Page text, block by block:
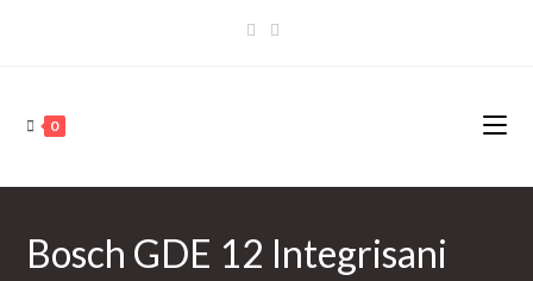
0
Bosch GDE 12 Integrisani